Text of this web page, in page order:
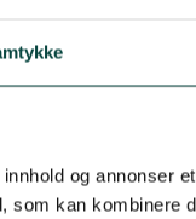
og annonser
som kan